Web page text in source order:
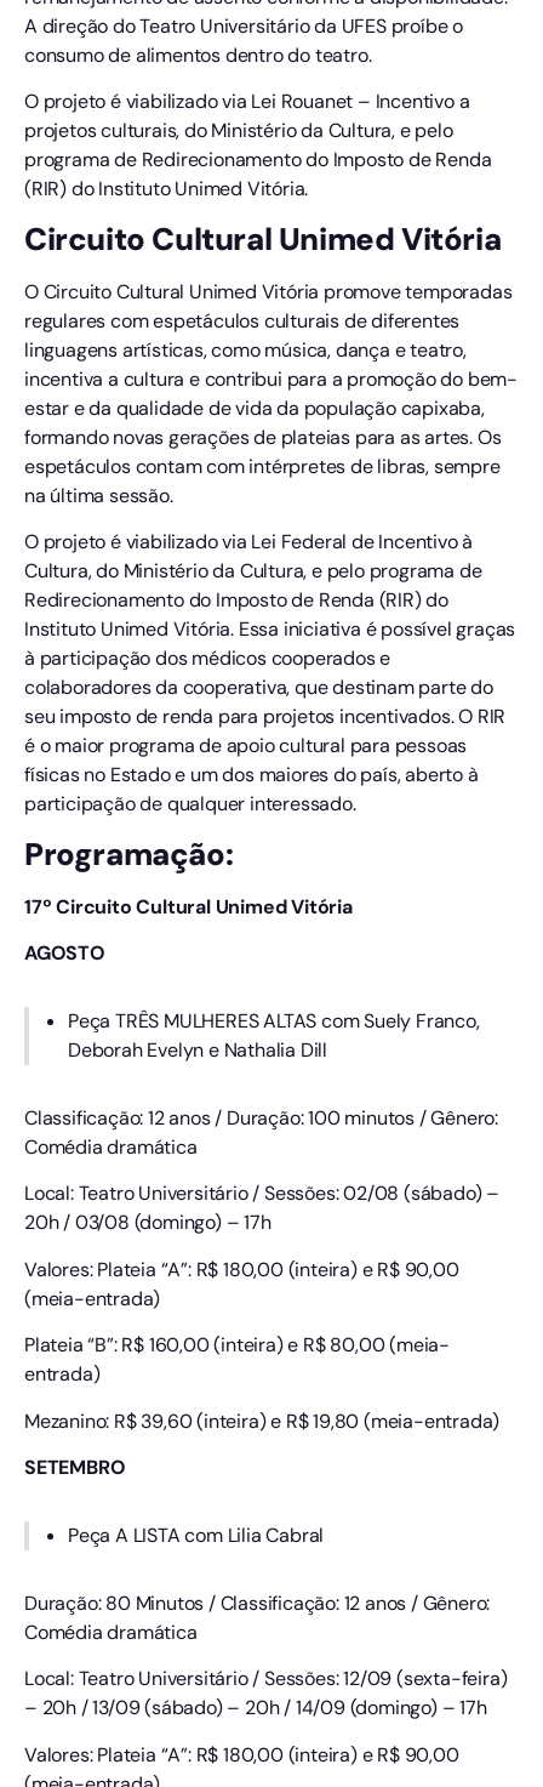
A direção do Teatro Universitário da UFES proíbe o
consumo de alimentos dentro do teatro.
O projeto é viabilizado via Lei Rouanet – Incentivo a
projetos culturais, do Ministério da Cultura, e pelo
programa de Redirecionamento do Imposto de Renda
(RIR) do Instituto Unimed Vitória.
Circuito Cultural Unimed Vitória
O Circuito Cultural Unimed Vitória promove temporadas
regulares com espetáculos culturais de diferentes
linguagens artísticas, como música, dança e teatro,
incentiva a cultura e contribui para a promoção do bem-
estar e da qualidade de vida da população capixaba,
formando novas gerações de plateias para as artes. Os
espetáculos contam com intérpretes de libras, sempre
na última sessão.
O projeto é viabilizado via Lei Federal de Incentivo à
Cultura, do Ministério da Cultura, e pelo programa de
Redirecionamento do Imposto de Renda (RIR) do
Instituto Unimed Vitória. Essa iniciativa é possível graças
à participação dos médicos cooperados e
colaboradores da cooperativa, que destinam parte do
seu imposto de renda para projetos incentivados. O RIR
é o maior programa de apoio cultural para pessoas
físicas no Estado e um dos maiores do país, aberto à
participação de qualquer interessado.
Programação:
17º Circuito Cultural Unimed Vitória
AGOSTO
Peça TRÊS MULHERES ALTAS com Suely Franco,
Deborah Evelyn e Nathalia Dill
Classificação: 12 anos / Duração: 100 minutos / Gênero:
Comédia dramática
Local: Teatro Universitário / Sessões: 02/08 (sábado) –
20h / 03/08 (domingo) – 17h
Valores: Plateia “A”: R$ 180,00 (inteira) e R$ 90,00
(meia-entrada)
Plateia “B”: R$ 160,00 (inteira) e R$ 80,00 (meia-
entrada)
Mezanino: R$ 39,60 (inteira) e R$ 19,80 (meia-entrada)
SETEMBRO
Peça A LISTA com Lilia Cabral
Duração: 80 Minutos / Classificação: 12 anos / Gênero:
Comédia dramática
Local: Teatro Universitário / Sessões: 12/09 (sexta-feira)
– 20h / 13/09 (sábado) – 20h / 14/09 (domingo) – 17h
Valores: Plateia “A”: R$ 180,00 (inteira) e R$ 90,00